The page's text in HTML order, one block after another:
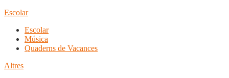
Escolar
Escolar
Música
Quaderns de Vacances
Altres